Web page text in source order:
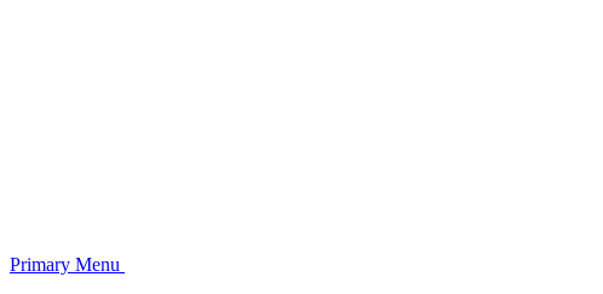
Primary Menu